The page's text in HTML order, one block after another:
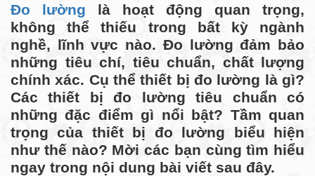
Đo lường là hoạt động quan trọng,
không thể thiếu trong bất kỳ ngành
nghề, lĩnh vực nào. Đo lường đảm bảo
những tiêu chí, tiêu chuẩn, chất lượng
chính xác. Cụ thể thiết bị đo lường là gì?
Các thiết bị đo lường tiêu chuẩn có
những đặc điểm gì nổi bật? Tầm quan
trọng của thiết bị đo lường biểu hiện
như thế nào? Mời các bạn cùng tìm hiểu
ngay trong nội dung bài viết sau đây.